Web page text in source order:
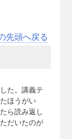
先頭へ戻る
た。講義テ
ほうがい
ら読み返し
だいたのが